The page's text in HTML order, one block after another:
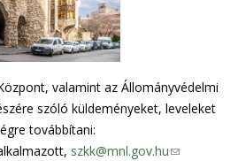
valamint az Állományvédelmi
szóló küldeményeket, leveleket
továbbítani:
szkk@mnl.gov.hu(